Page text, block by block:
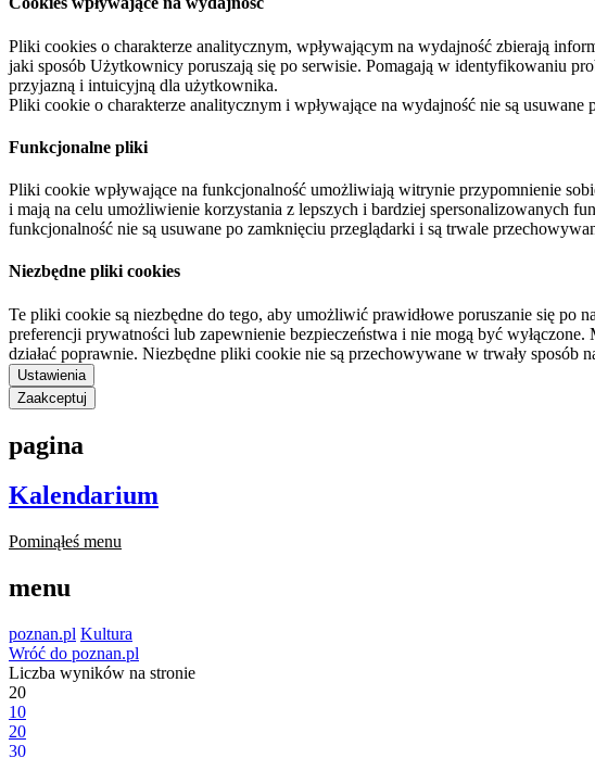
Pliki cookies o charakterze analitycznym, wpływającym na wydajność zbierają
jaki sposób Użytkownicy poruszają się po serwisie. Pomagają w identyfikowaniu
przyjazną i intuicyjną dla użytkownika.
Pliki cookie o charakterze analitycznym i wpływające na wydajność nie są
Funkcjonalne pliki
Pliki cookie wpływające na funkcjonalność umożliwiają witrynie przypomnienie
i mają na celu umożliwienie korzystania z lepszych i bardziej spersonalizowanych
funkcjonalność nie są usuwane po zamknięciu przeglądarki i są trwale
Niezbędne pliki cookies
Te pliki cookie są niezbędne do tego, aby umożliwić prawidłowe poruszanie się po
preferencji prywatności lub zapewnienie bezpieczeństwa i nie mogą być
działać poprawnie. Niezbędne pliki cookie nie są przechowywane w trwały
Ustawienia
Zaakceptuj
pagina
Kalendarium
Pominąłeś menu
menu
poznan.pl Kultura
Wróć do poznan.pl
Liczba wyników na stronie
20
10
20
30